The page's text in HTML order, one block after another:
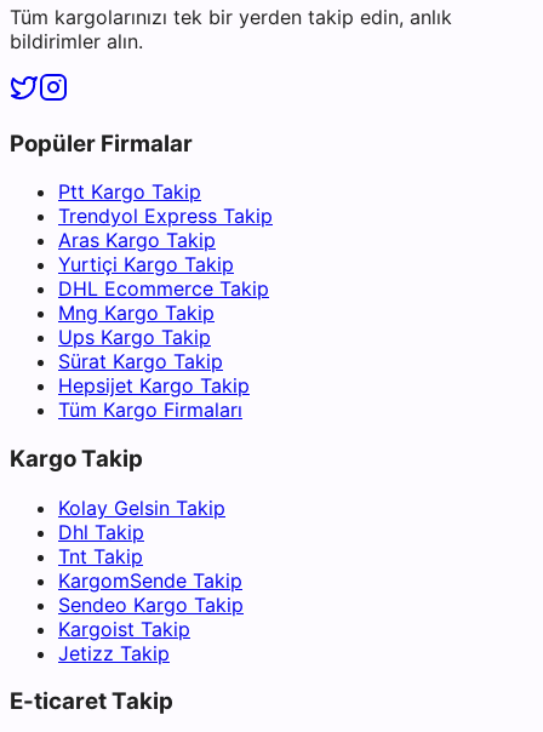
Tüm kargolarınızı tek bir yerden takip edin, anlık
bildirimler alın.
Popüler Firmalar
Ptt Kargo Takip
Trendyol Express Takip
Aras Kargo Takip
Yurtiçi Kargo Takip
DHL Ecommerce Takip
Mng Kargo Takip
Ups Kargo Takip
Sürat Kargo Takip
Hepsijet Kargo Takip
Tüm Kargo Firmaları
Kargo Takip
Kolay Gelsin Takip
Dhl Takip
Tnt Takip
KargomSende Takip
Sendeo Kargo Takip
Kargoist Takip
Jetizz Takip
E-ticaret Takip